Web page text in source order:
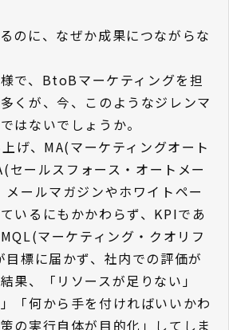
のに、なぜか成果につながらな
で、BtoBマーケティングを担
くが、今、このようなジレンマ
はないでしょうか。
げ、MA(マーケティングオート
セールスフォース・オートメー
ールマガジンやホワイトペー
いるにもかかわらず、KPIであ
マーケティング・クオリフ
標に届かず、社内での評価が
果、「リソースが足りない」
「何から手を付ければいいかわ
の実行自体が目的化」してしま